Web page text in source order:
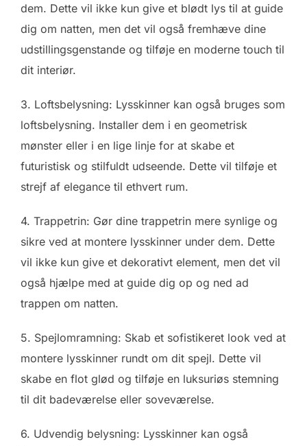
dem. Dette vil ikke kun give et blødt lys til at guide
dig om natten, men det vil også fremhæve dine
udstillingsgenstande og tilføje en moderne touch til
dit interiør.
3. Loftsbelysning: Lysskinner kan også bruges som
loftsbelysning. Installer dem i en geometrisk
mønster eller i en lige linje for at skabe et
futuristisk og stilfuldt udseende. Dette vil tilføje et
strejf af elegance til ethvert rum.
4. Trappetrin: Gør dine trappetrin mere synlige og
sikre ved at montere lysskinner under dem. Dette
vil ikke kun give et dekorativt element, men det vil
også hjælpe med at guide dig op og ned ad
trappen om natten.
5. Spejlomramning: Skab et sofistikeret look ved at
montere lysskinner rundt om dit spejl. Dette vil
skabe en flot glød og tilføje en luksuriøs stemning
til dit badeværelse eller soveværelse.
6. Udvendig belysning: Lysskinner kan også